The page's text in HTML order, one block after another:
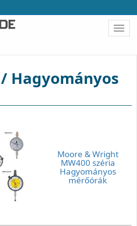
Hagyományos
Moore & Wright
MW400 széria
Hagyományos
mérőórák